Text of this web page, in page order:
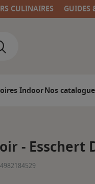
CULINAIRES GUIDES
IndoorNos
- Esschert